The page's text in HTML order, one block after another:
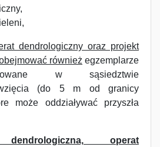
dendrologiczny oraz projekt
również egzemplarze
w sąsiedztwie
(do 5 m od granicy
może oddziaływać przyszła
dendrologiczna, operat